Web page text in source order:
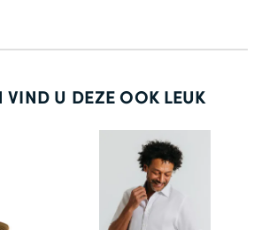
U DEZE OOK LEUK